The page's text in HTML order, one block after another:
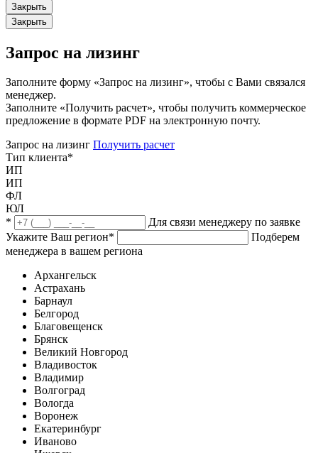
Закрыть
Закрыть
Запрос на лизинг
Заполните форму «Запрос на лизинг», чтобы с Вами связался
менеджер.
Заполните «Получить расчет», чтобы получить коммерческое
предложение в формате PDF на электронную почту.
Запрос на лизинг Получить расчет
Тип клиента*
ИП
ИП
ФЛ
ЮЛ
*
Для связи менеджеру по заявке
Укажите Ваш регион*
Подберем
менеджера в вашем региона
Архангельск
Астрахань
Барнаул
Белгород
Благовещенск
Брянск
Великий Новгород
Владивосток
Владимир
Волгоград
Вологда
Воронеж
Екатеринбург
Иваново